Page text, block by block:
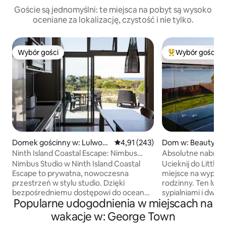
Goście są jednomyślni: te miejsca na pobyt są wysoko
oceniane za lokalizację, czystość i nie tylko.
Wybór gości
Wybór gości
Domek gościnny w: Lulwort
h
Średnia ocena: 4,91 na 5, liczba
4,91 (243)
Ninth Island Coastal Escape: Nimbus
Studio
Nimbus Studio w Ninth Island Coastal
Escape to prywatna, nowoczesna
przestrzeń w stylu studio. Dzięki
bezpośredniemu dostępowi do oceanu
(i kilku minutom spaceru do plaży
surfingowej) oraz kortowi tenisowemu
na miejscu, jest to wspaniałe miejsce dla
Wybór gości
Dom w: Beauty
Ucieknij do Little
miejsce na
rodzinny. Ten
sypialniami i
się na nabrzeżu
Podziwiaj
prywatnym
Popularne udogodnienia w miejscach na
wakacje w: George Town